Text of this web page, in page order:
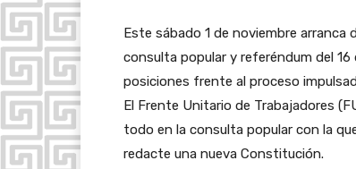
Este sábado 1 de noviembre arranca
consulta popular y referéndum del
posiciones frente al proceso
El Frente Unitario de Trabajadores
todo en la consulta popular con la
redacte una nueva Constitución.